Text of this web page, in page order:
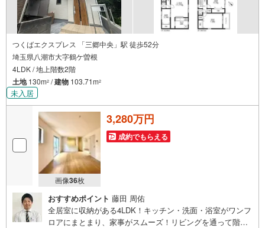
つくばエクスプレス 「三郷中央」駅 徒歩52分
埼玉県八潮市大字鶴ケ曽根
4LDK / 地上階数2階
土地130m2 /建物 103.71m2
未入居
画像36枚
3,280万円
成約でもらえる
おすすめポイント 藤田 周佑
全居室に収納がある4LDK！キッチン・洗面・浴室がワンフ
ロアにまとまり、家事がスムーズ！リビングを通って階段